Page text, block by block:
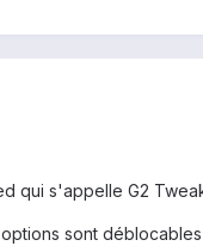
qui s'appelle G2
sont